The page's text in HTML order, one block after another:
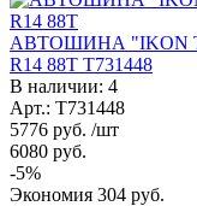
АВТОШИНА "IKON
R14 88T T731448
В наличии: 4
Арт.: T731448
5776 руб. /шт
6080 руб.
-5%
Экономия 304 руб.